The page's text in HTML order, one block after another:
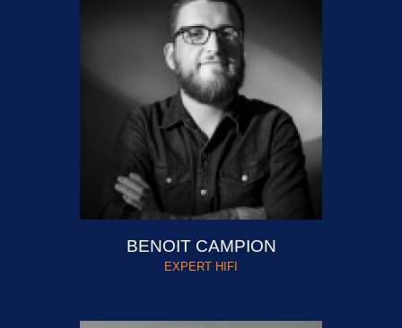
BENOIT CAMPION
EXPERT HIFI